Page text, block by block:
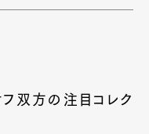
フ双方の注目コレク